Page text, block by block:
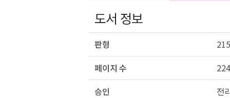
도서 정보
판형
페이지 수
승인
전